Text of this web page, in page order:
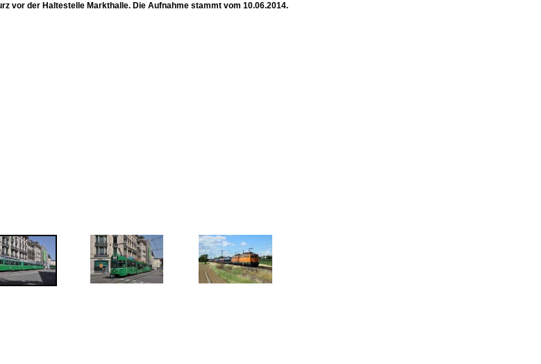
vor der Haltestelle Markthalle. Die Aufnahme stammt vom 10.06.2014.